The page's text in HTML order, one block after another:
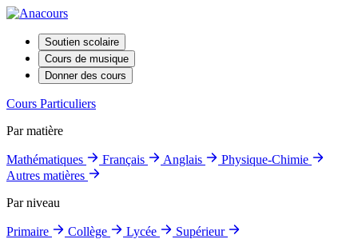
Soutien scolaire
Cours de musique
Donner des cours
Cours Particuliers
Par matière
Mathématiques Français Anglais
Physique-Chimie
Autres matières
Par niveau
Primaire Collège Lycée
Supérieur